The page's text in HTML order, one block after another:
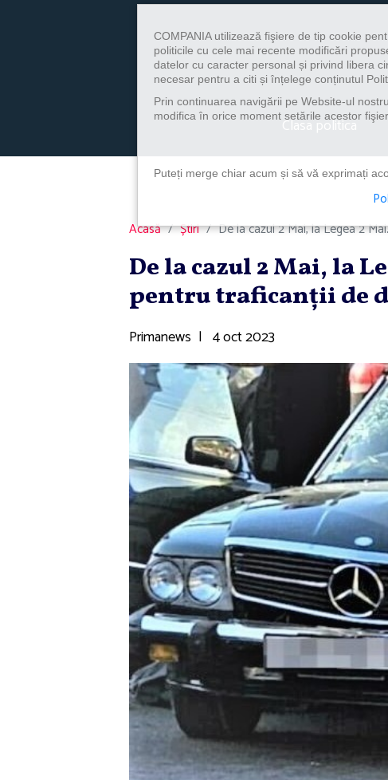
Clasa politica
Acasă Știri De la cazul 2 Mai, la Legea 2
De la cazul 2 Mai, la
pentru traficanţii de
Primanews | 4 oct 2023
COMPANIA utilizează fişiere de tip cookie
politicile cu cele mai recente modificări
datelor cu caracter personal și privind libera
necesar pentru a citi și înțelege conținutul
Prin continuarea navigării pe Website-ul
modifica în orice moment setările acestor
Puteți merge chiar acum și să vă exprimați